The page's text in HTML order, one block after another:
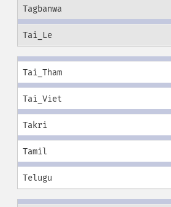
Tagbanwa
Tai_Le
Tai_Tham
Tai_Viet
Takri
Tamil
Telugu